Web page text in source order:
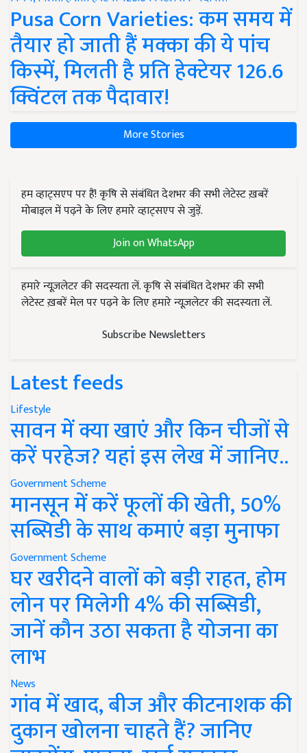
Pusa Corn Varieties: कम समय में
तैयार हो जाती हैं मक्का की ये पांच
किस्में, मिलती है प्रति हेक्टेयर 126.6
क्विंटल तक पैदावार!
More Stories
हम व्हाट्सएप पर हैं! कृषि से संबंधित देशभर की सभी लेटेस्ट ख़बरें
मोबाइल में पढ़ने के लिए हमारे व्हाट्सएप से जुड़ें.
Join on WhatsApp
हमारे न्यूज़लेटर की सदस्यता लें. कृषि से संबंधित देशभर की सभी
लेटेस्ट ख़बरें मेल पर पढ़ने के लिए हमारे न्यूज़लेटर की सदस्यता लें.
Subscribe Newsletters
Latest feeds
Lifestyle
सावन में क्या खाएं और किन चीजों से
करें परहेज? यहां इस लेख में जानिए..
Government Scheme
मानसून में करें फूलों की खेती, 50%
सब्सिडी के साथ कमाएं बड़ा मुनाफा
Government Scheme
घर खरीदने वालों को बड़ी राहत, होम
लोन पर मिलेगी 4% की सब्सिडी,
जानें कौन उठा सकता है योजना का
लाभ
News
गांव में खाद, बीज और कीटनाशक की
दुकान खोलना चाहते हैं? जानिए